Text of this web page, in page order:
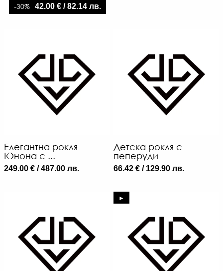
-30% 42.00 € / 82.14 лв.
Елегантна рокля
Юнона с ...
249.00 € / 487.00 лв.
Детска рокля с
пеперуди
66.42 € / 129.90 лв.
►